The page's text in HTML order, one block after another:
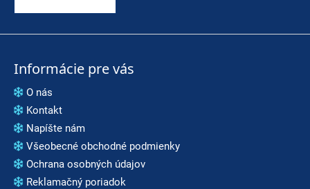
Informácie pre vás
O nás
Kontakt
Napíšte nám
Všeobecné obchodné podmienky
Ochrana osobných údajov
Reklamačný poriadok